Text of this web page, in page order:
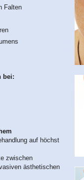
Falten
bei:
auf höchst
zwischen
ästhetischen